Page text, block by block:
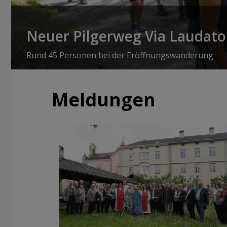
Neuer Pilgerweg Via Laudato
Rund 45 Personen bei der Eröffnungswanderung
Meldungen